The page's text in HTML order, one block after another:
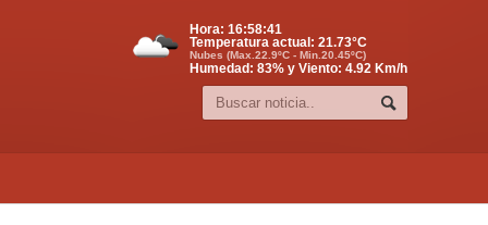
Hora: 16:58:41
Temperatura actual: 21.73°C
Nubes (Max.22.9ºC - Min.20.45ºC)
Humedad: 83% y Viento: 4.92 Km/h